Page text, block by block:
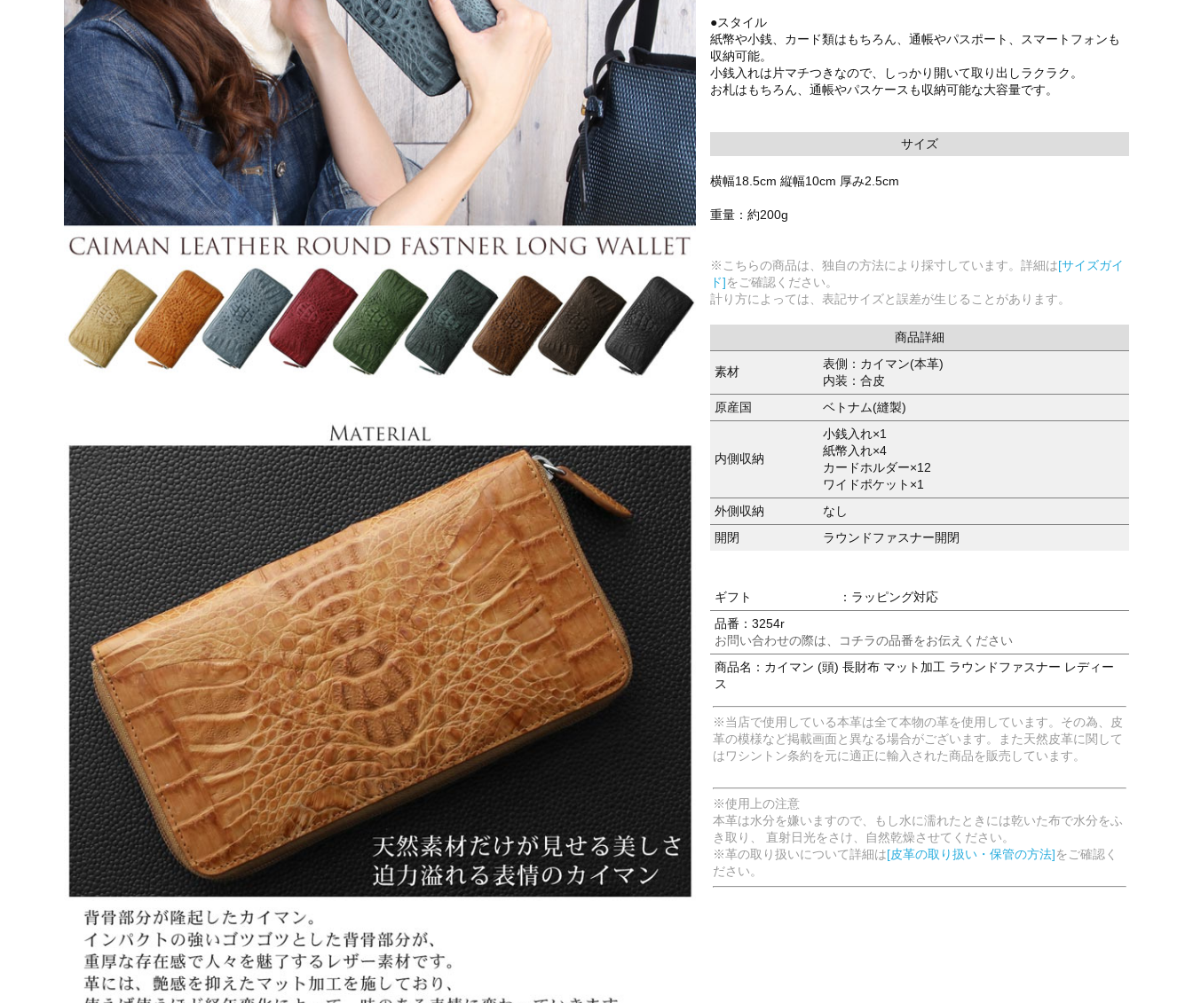
●スタイル
紙幣や小銭、カード類はもちろん、通帳やパスポート、スマートフォンも
収納可能。
小銭入れは片マチつきなので、しっかり開いて取り出しラクラク。
お札はもちろん、通帳やパスケースも収納可能な大容量です。
サイズ
横幅18.5cm 縦幅10cm 厚み2.5cm
重量：約200g
※こちらの商品は、独自の方法により採寸しています。詳細は[サイズガイ
ド]をご確認ください。
計り方によっては、表記サイズと誤差が生じることがあります。
商品詳細
素材
表側：カイマン(本革)
内装：合皮
原産国
ベトナム(縫製)
内側収納
小銭入れ×1
紙幣入れ×4
カードホルダー×12
ワイドポケット×1
外側収納
なし
開閉
ラウンドファスナー開閉
ギフト
：ラッピング対応
品番：3254r
お問い合わせの際は、コチラの品番をお伝えください
商品名：カイマン (頭) 長財布 マット加工 ラウンドファスナー レディー
ス
※当店で使用している本革は全て本物の革を使用しています。その為、皮
革の模様など掲載画面と異なる場合がございます。また天然皮革に関して
はワシントン条約を元に適正に輸入された商品を販売しています。
※使用上の注意
本革は水分を嫌いますので、もし水に濡れたときには乾いた布で水分をふ
き取り、 直射日光をさけ、自然乾燥させてください。
※革の取り扱いについて詳細は[皮革の取り扱い・保管の方法]をご確認く
ださい。